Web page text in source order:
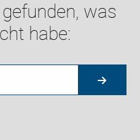
was
habe: